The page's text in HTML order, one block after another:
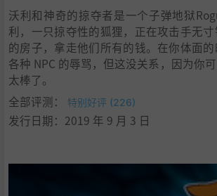
沃利和神奇的掠夺者是一个子弹地狱
利，一只掠夺性的狐狸，正在攻击手无
的房子，拿走他们所有的钱。在你体面
各种 NPC 的辱骂，但这没关系，因为你
太棒了。
全部评测：
特别好评 (226)
发行日期：2019 年 9 月 3 日